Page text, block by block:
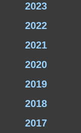
2023
2022
2021
2020
2019
2018
2017